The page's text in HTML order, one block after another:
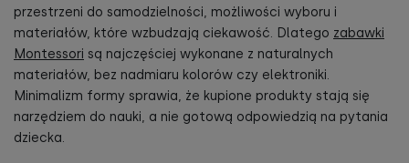
przestrzeni do samodzielności, możliwości wyboru i
materiałów, które wzbudzają ciekawość. Dlatego zabawki
Montessori są najczęściej wykonane z naturalnych
materiałów, bez nadmiaru kolorów czy elektroniki.
Minimalizm formy sprawia, że kupione produkty stają się
narzędziem do nauki, a nie gotową odpowiedzią na pytania
dziecka.